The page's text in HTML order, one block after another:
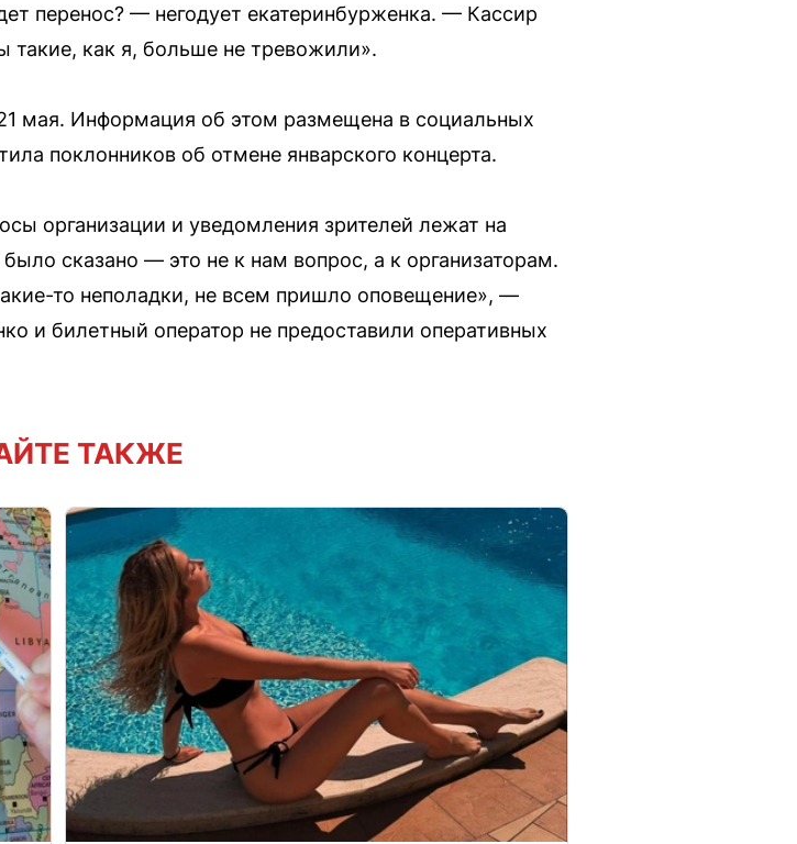
перенос? — негодует екатеринбурженка. — Кассир
как я, больше не тревожили».
мая. Информация об этом размещена в социальных
поклонников об отмене январского концерта.
организации и уведомления зрителей лежат на
сказано — это не к нам вопрос, а к организаторам.
то неполадки, не всем пришло оповещение», —
и билетный оператор не предоставили оперативных
ТАКЖЕ